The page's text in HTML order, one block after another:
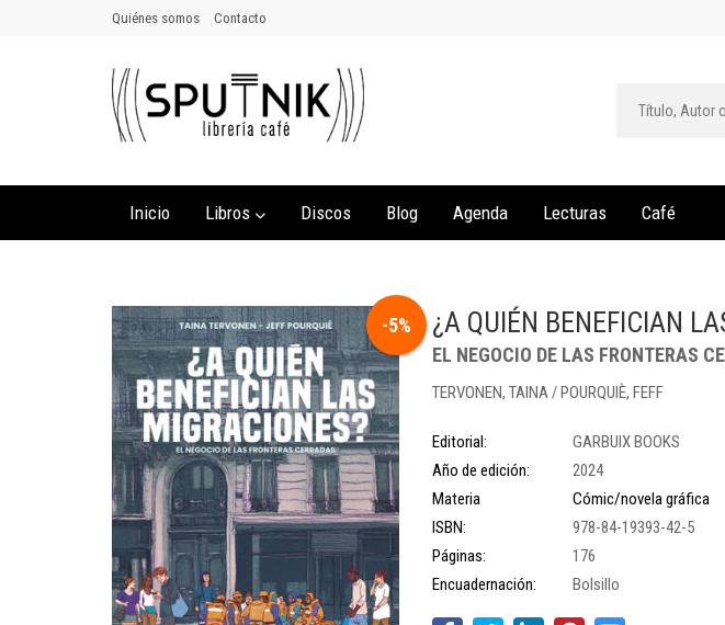
Quiénes somos Contacto
Inicio Libros Discos Blog Agenda Lecturas Café
-5% ¿A QUIÉN BENEFICIAN
EL NEGOCIO DE LAS FRONTERAS
TERVONEN, TAINA /POURQUIÈ, FEFF
Editorial:
GARBUIX BOOKS
Año de edición:
2024
Materia
Cómic/novela gráfica
ISBN:
978-84-19393-42-5
Páginas:
176
Encuadernación:
Bolsillo